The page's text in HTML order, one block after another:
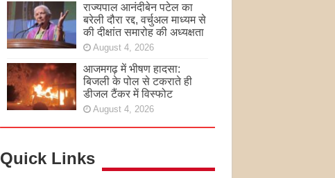
राज्यपाल आनंदीबेन पटेल का
बरेली दौरा रद्द, वर्चुअल माध्यम से
की दीक्षांत समारोह की अध्यक्षता
August 4, 2026
आजमगढ़ में भीषण हादसा:
बिजली के पोल से टकराते ही
डीजल टैंकर में विस्फोट
August 4, 2026
Quick Links